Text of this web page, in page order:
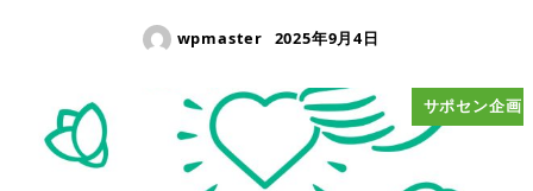
wpmaster 2025年9月4日
サポセン企画